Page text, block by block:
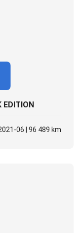
EDITION
06 | 96 489 km